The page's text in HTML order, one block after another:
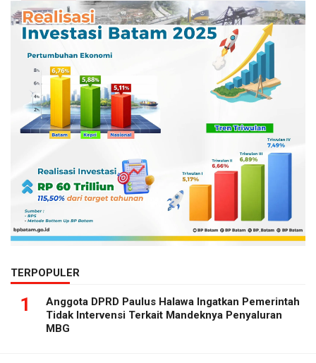
TERPOPULER
1
Anggota DPRD Paulus Halawa Ingatkan Pemerintah
Tidak Intervensi Terkait Mandeknya Penyaluran
MBG